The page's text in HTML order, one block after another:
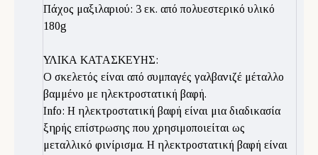
Πάχος μαξιλαριού: 3 εκ. από πολυεστερικό υλικό
180g
ΥΛΙΚΑ ΚΑΤΑΣΚΕΥΗΣ:
Ο σκελετός είναι από συμπαγές γαλβανιζέ μέταλλο
βαμμένο με ηλεκτροστατική βαφή.
Info: Η ηλεκτροστατική βαφή είναι μια διαδικασία
ξηρής επίστρωσης που χρησιμοποιείται ως
μεταλλικό φινίρισμα. Η ηλεκτροστατική βαφή είναι